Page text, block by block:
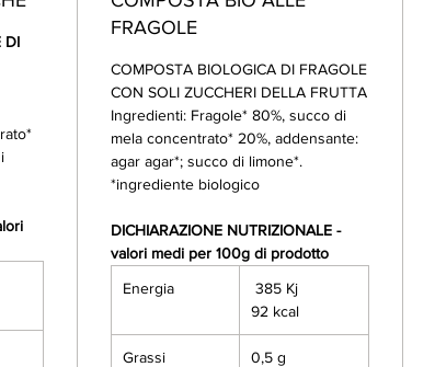
DI
FRAGOLE
COMPOSTA BIOLOGICA DI FRAGOLE
CON SOLI ZUCCHERI DELLA FRUTTA
Ingredienti: Fragole* 80%, succo di
mela concentrato* 20%, addensante:
agar agar*; succo di limone*.
*ingrediente biologico
DICHIARAZIONE NUTRIZIONALE -
valori medi per 100g di prodotto
Energia
385 Kj
92 kcal
Grassi
0,5 g